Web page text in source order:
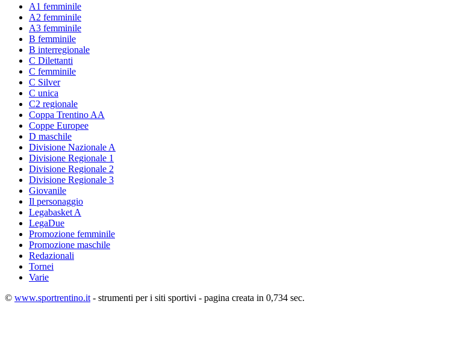
A1 femminile
A2 femminile
A3 femminile
B femminile
B interregionale
C Dilettanti
C femminile
C Silver
C unica
C2 regionale
Coppa Trentino AA
Coppe Europee
D maschile
Divisione Nazionale A
Divisione Regionale 1
Divisione Regionale 2
Divisione Regionale 3
Giovanile
Il personaggio
Legabasket A
LegaDue
Promozione femminile
Promozione maschile
Redazionali
Tornei
Varie
© www.sportrentino.it - strumenti per i siti sportivi - pagina creata in 0,734 sec.